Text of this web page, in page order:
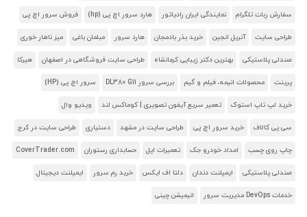
سفارش ربات تلگرام نمایندگی ایران رادیاتور هارد سرور اچ پی (hp) فروش سرور اچ پی
طراحی سایت آنریل انجین خرید بذر بادمجان هارد سرور مبلمان باغی میز ناهار خوری
صندلی پلاستیکی بهترین دکتر زیبایی کرمانشاه طراحی سایت فروشگاهی در اصفهان هیرکا
پرینت محصولات انیمه، فیلم و گیم بررسی سرور DL380 G11 سرور اچ پی (HP)
خرید لپ تاپ استوک تعمیر سریع آیفون تصویری | کوماکس لند ویدیو وال
سی پی کالاف خرید سرور اچ پی طراحی سایت در مشهد دستیاری طراحی سایت در کرج
چاپ روی چسب امداد خودرو جک تعمیرات اپل حسابداری رستوران CoverTrader.com
صندلی پلاستیکی ایمپلنت دندان دلتا اف ایکس خرید رم سرور ایمپلنت دیجیتال
خدمات DevOps مدیریت سرور انیمیشن چینی